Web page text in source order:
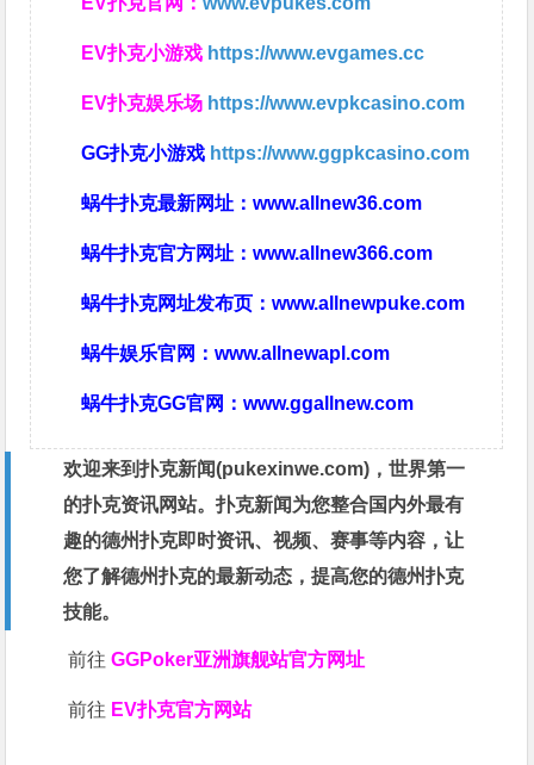
EV扑克小游戏 https://www.evgames.cc
EV扑克娱乐场 https://www.evpkcasino.com
GG扑克小游戏 https://www.ggpkcasino.com
蜗牛扑克最新网址：www.allnew36.com
蜗牛扑克官方网址：www.allnew366.com
蜗牛扑克网址发布页：www.allnewpuke.com
蜗牛娱乐官网：www.allnewapl.com
蜗牛扑克GG官网：www.ggallnew.com
欢迎来到扑克新闻(pukexinwe.com)，世界第一
的扑克资讯网站。扑克新闻为您整合国内外最有
趣的德州扑克即时资讯、视频、赛事等内容，让
您了解德州扑克的最新动态，提高您的德州扑克
技能。
前往GGPoker亚洲旗舰站官方网址
前往 EV扑克官方网站